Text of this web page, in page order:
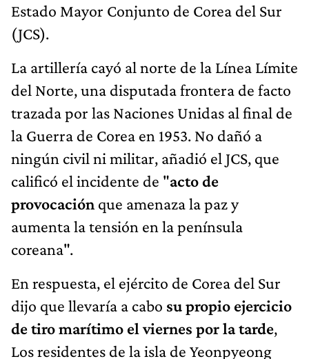
Estado Mayor Conjunto de Corea del Sur
(JCS).
La artillería cayó al norte de la Línea Límite
del Norte, una disputada frontera de facto
trazada por las Naciones Unidas al final de
la Guerra de Corea en 1953. No dañó a
ningún civil ni militar, añadió el JCS, que
calificó el incidente de "acto de
provocación que amenaza la paz y
aumenta la tensión en la península
coreana".
En respuesta, el ejército de Corea del Sur
dijo que llevaría a cabo su propio ejercicio
de tiro marítimo el viernes por la tarde,
Los residentes de la isla de Yeonpyeong